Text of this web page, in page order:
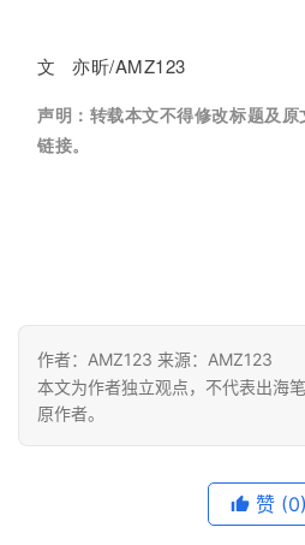
文 亦昕/AMZ123
声明： 转载本文不得修改标题及
链接。
作者：AMZ123 来源：AMZ123
本文为作者独立观点，不代表出海
原作者。
赞 (0)